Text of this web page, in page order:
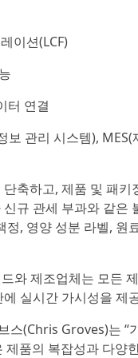
이션(LCF)
터 연결
보 관리 시스템),
축하고, 제품 및 패
규 관세 부과와 같
, 영양 성분 라벨, 원
와 제조업체는 모든
실시간 가시성을 제
스(Chris Groves)는
품의 복잡성과 다